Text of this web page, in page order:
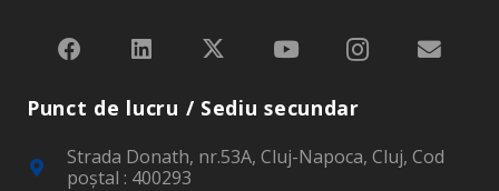
Punct de lucru / Sediu secundar
Strada Donath, nr.53A, Cluj-Napoca, Cluj, Cod
poştal : 400293